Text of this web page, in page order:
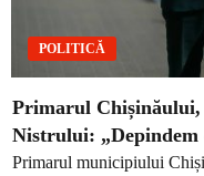
POLITICĂ
Primarul Chișinăului,
Nistrului:
Primarul municipiului